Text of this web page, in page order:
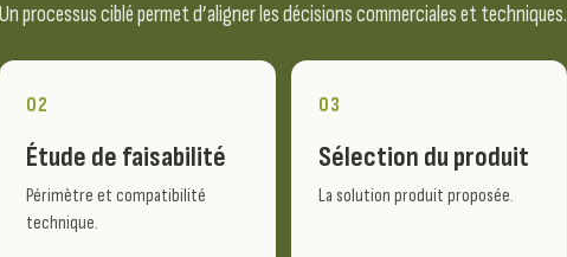
Un processus ciblé permet d’aligner les décisions commerciales et techniques.
02
Étude de faisabilité
Périmètre et compatibilité
technique.
03
Sélection du produit
La solution produit proposée.